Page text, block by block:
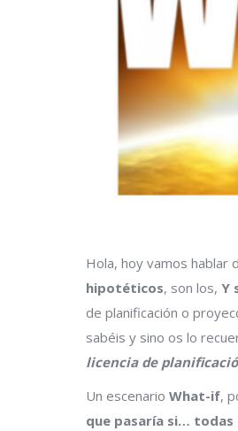
Hola, hoy vamos hablar
hipotéticos, son los, Y
de planificación o
sabéis y sino os lo
licencia de
Un escenario What-if,
que pasaría si… todas